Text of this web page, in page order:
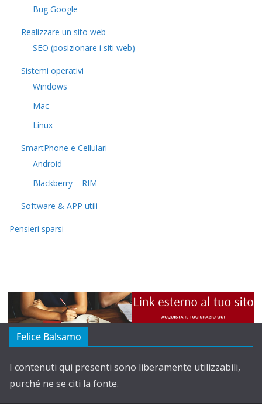
Bug Google
Realizzare un sito web
SEO (posizionare i siti web)
Sistemi operativi
Windows
Mac
Linux
SmartPhone e Cellulari
Android
Blackberry – RIM
Software & APP utili
Pensieri sparsi
Felice Balsamo
I contenuti qui presenti sono liberamente utilizzabili,
purché ne se citi la fonte.